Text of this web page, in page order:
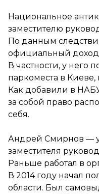
Национальное
заместителю
По данным
официальный доход
В частности, у него
паркоместа в
Как добавили в
за собой право
себя.
Андрей Смирнов —
заместителя
Раньше работал в
В 2014 году начал
области. Был